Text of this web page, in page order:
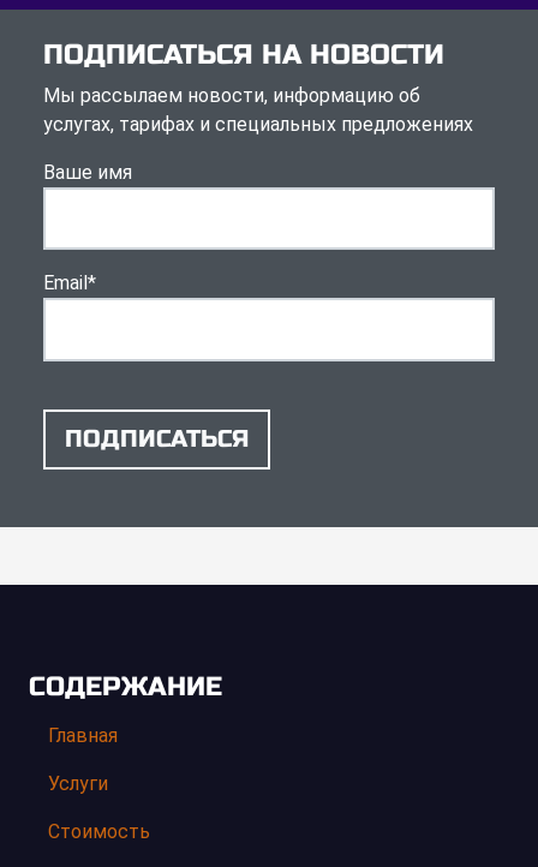
ПОДПИСАТЬСЯ НА НОВОСТИ
Мы рассылаем новости, информацию об
услугах, тарифах и специальных предложениях
Ваше имя
Email *
ПОДПИСАТЬСЯ
СОДЕРЖАНИЕ
Главная
Услуги
Стоимость